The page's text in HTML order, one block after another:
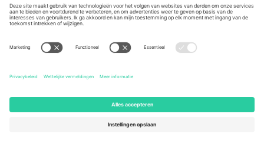
Unter den Linden 24, 10117
Berlin, Germany
167 City Road, London, Greater
131 Continental Dr, Suite 305,
Newark, Delaware 19713, United
Engelberg, Switzerland